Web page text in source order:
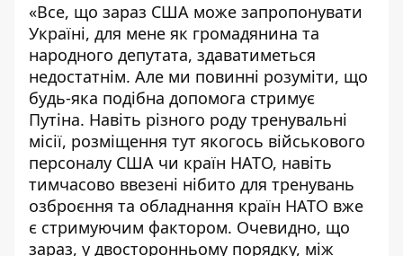
«Все, що зараз США може запропонувати
Україні, для мене як громадянина та
народного депутата, здаватиметься
недостатнім. Але ми повинні розуміти, що
будь-яка подібна допомога стримує
Путіна. Навіть різного роду тренувальні
місії, розміщення тут якогось військового
персоналу США чи країн НАТО, навіть
тимчасово ввезені нібито для тренувань
озброєння та обладнання країн НАТО вже
є стримуючим фактором. Очевидно, що
зараз, у двосторонньому порядку, між